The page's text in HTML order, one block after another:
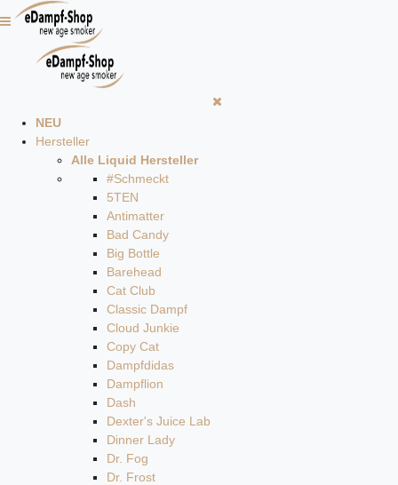
NEU
Hersteller
Alle Liquid Hersteller
#Schmeckt
5TEN
Antimatter
Bad Candy
Big Bottle
Barehead
Cat Club
Classic Dampf
Cloud Junkie
Copy Cat
Dampfdidas
Dampflion
Dash
Dexter's Juice Lab
Dinner Lady
Dr. Fog
Dr. Frost